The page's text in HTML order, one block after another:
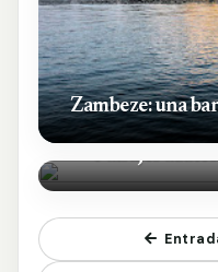
Zambeze: una